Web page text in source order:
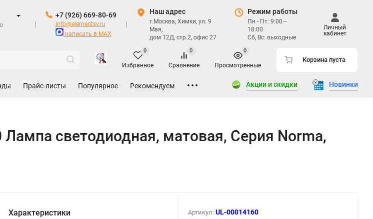
+7 (926) 669-80-69
info@elementsv.ru
написать в MAX
Наш адрес
г.Москва, Химки, ул. 9
Мая,
дом 12Д, стр.2, офис 27
Режим работы
Пн - Пт: 9:00—
18:00
Сб, Вс: выходные
Личный
кабинет
Избранное
0
Сравнение
0
Просмотренные
0
Корзина пуста
Прайс-листы Популярное Рекомендуем Акции и скидки Новинки
Лампа светодиодная, матовая, Серия Norma,
Характеристики Артикул:UL-00014160